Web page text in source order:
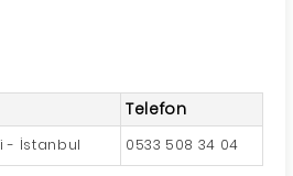
Telefon
- İstanbul 0533 508 34 04